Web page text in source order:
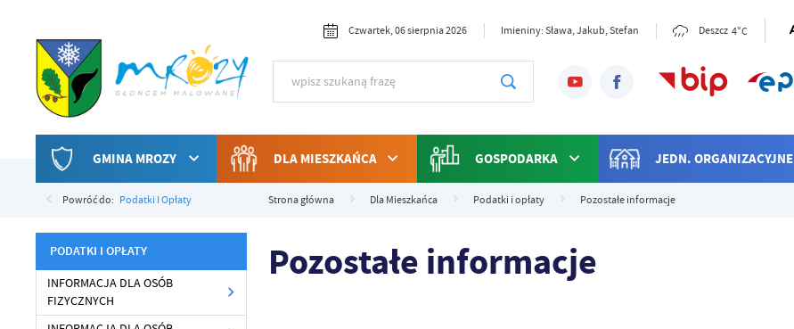
Czwartek, 06 sierpnia 2026 Imieniny: Sława, Jakub, Stefan Deszcz 4°C
GMINA MROZY DLA MIESZKAŃCA GOSPODARKA JEDN. ORGANIZACYJNE
Powróć do: Podatki I Opłaty Strona główna Dla Mieszkańca Podatki i opłaty Pozostałe informacje
PODATKI I OPŁATY
INFORMACJA DLA OSÓB
FIZYCZNYCH
Pozostałe informacje